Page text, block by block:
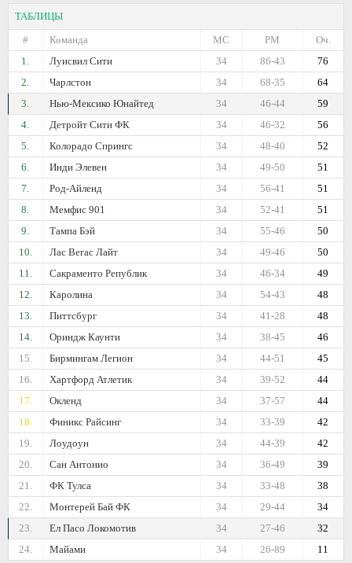
ТАБЛИЦЫ
#
Команда Оч.
РМ
МС
1.
Луисвил Сити 76
86-43
34
2.
Чарлстон 64
68-35
34
3.
Нью-Мексико Юнайтед 59
46-44
34
4.
Детройт Сити ФК 56
46-32
34
5.
Колорадо Спрингс 52
48-40
34
6.
Инди Элевен 51
49-50
34
7.
Род-Айленд 51
56-41
34
8.
Мемфис 901 51
52-41
34
9.
Тампа Бэй 50
55-46
34
10.
Лас Вегас Лайт 50
49-46
34
11.
Сакраменто Републик 49
46-34
34
12.
Каролина 48
54-43
34
13.
Питтсбург 48
41-28
34
14.
Ориндж Каунти 46
38-45
34
15.
Бирмингам Легион 45
44-51
34
16.
Хартфорд Атлетик 44
39-52
34
17.
Окленд 44
37-57
34
18.
Финикс Райсинг 42
33-39
34
19.
Лоудоун 42
44-39
34
20.
Сан Антонио 39
36-49
34
21.
ФК Тулса 38
33-48
34
22.
Монтерей Бай ФК 34
29-44
34
23.
Ел Пасо Локомотив 32
27-46
34
24.
Майами 11
26-89
34